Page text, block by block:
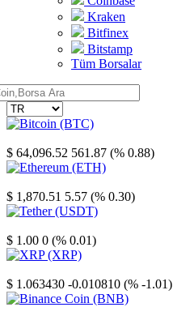
Kraken
Bitfinex
Bitstamp
Tüm Borsalar
$ 64,096.52 561.87 (% 0.88)
$ 1,870.51 5.57 (% 0.30)
$ 1.00 0 (% 0.01)
$ 1.063430 -0.010810 (% -1.01)